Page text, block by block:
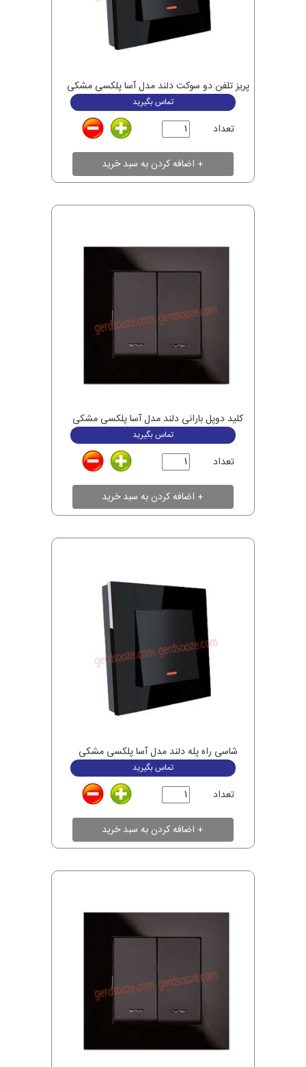
پریز تلفن دو سوکت دلند مدل آسا پلکسی مشکی
تماس بگیرید
تعداد
کلید دوپل بارانی دلند مدل آسا پلکسی مشکی
تماس بگیرید
تعداد
شاسی راه پله دلند مدل آسا پلکسی مشکی
تماس بگیرید
تعداد